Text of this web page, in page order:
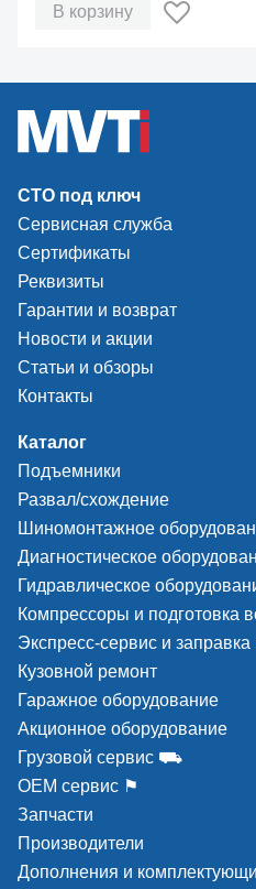
В корзину
СТО под ключ
Сервисная служба
Сертификаты
Реквизиты
Гарантии и возврат
Новости и акции
Статьи и обзоры
Контакты
Каталог
Подъемники
Развал/схождение
Шиномонтажное
Диагностическое
Гидравлическое
Компрессоры и подготовка
Экспресс-сервис и
Кузовной ремонт
Гаражное оборудование
Акционное оборудование
Грузовой сервис ⛟
ОЕМ сервис ⚑
Запчасти
Производители
Дополнения и